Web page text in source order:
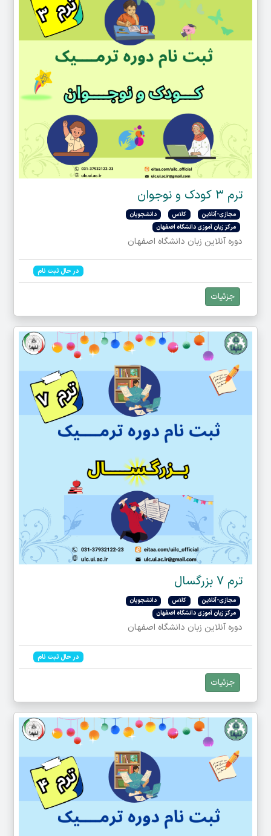
ترم ۳ کودک و نوجوان
مجازی-آنلاین کلاس
دانشجویان
مرکز زبان آموزی دانشگاه اصفهان
دوره آنلاین زبان دانشگاه اصفهان
در حال ثبت نام
جزئیات
ترم ۷ بزرگسال
مجازی-آنلاین کلاس
دانشجویان
مرکز زبان آموزی دانشگاه اصفهان
دوره آنلاین زبان دانشگاه اصفهان
در حال ثبت نام
جزئیات